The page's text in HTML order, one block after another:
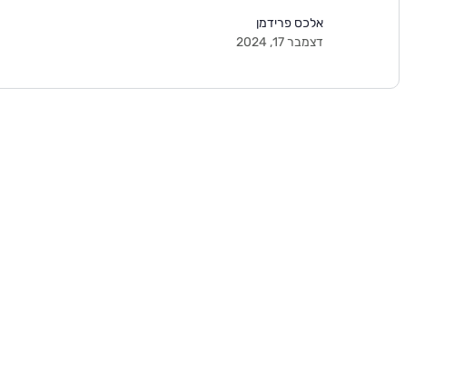
אלכס פרידמן
דצמבר 17, 2024